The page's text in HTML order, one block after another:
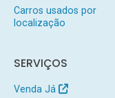
Carros usados por
localização
SERVIÇOS
Venda Já